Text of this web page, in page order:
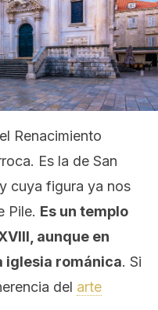
Renacimiento
Es la de San
cuya figura ya nos
Pile. Es un templo
aunque en
iglesia románica. Si
del arte